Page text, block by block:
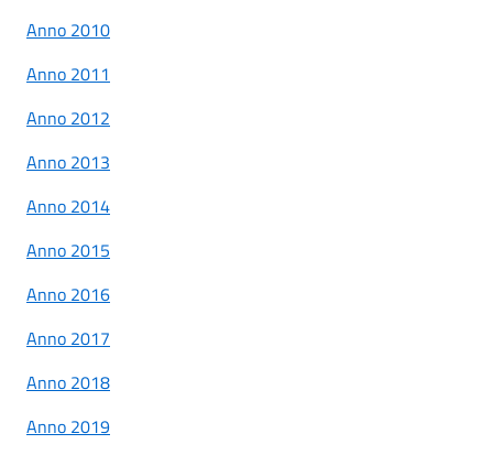
Anno 2010
Anno 2011
Anno 2012
Anno 2013
Anno 2014
Anno 2015
Anno 2016
Anno 2017
Anno 2018
Anno 2019